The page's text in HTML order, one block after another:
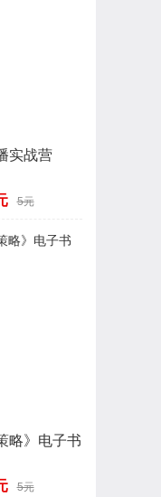
实战营
5元
略》电子书
5元